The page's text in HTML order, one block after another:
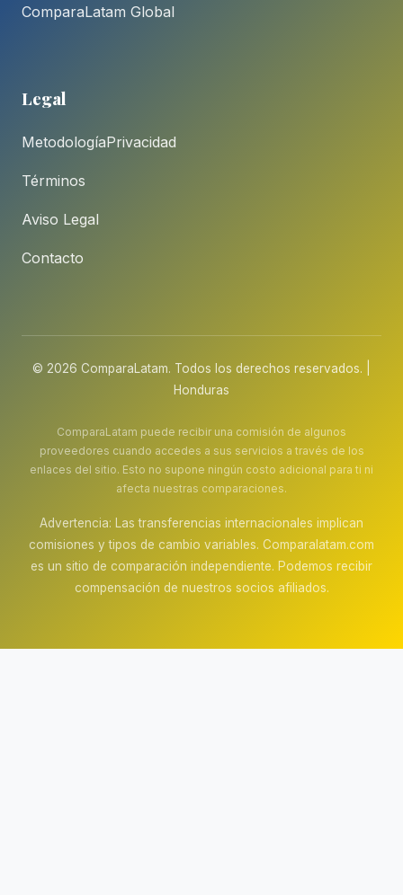
ComparaLatam Global
Legal
MetodologíaPrivacidad
Términos
Aviso Legal
Contacto
© 2026 ComparaLatam. Todos los derechos reservados. |
Honduras
ComparaLatam puede recibir una comisión de algunos
proveedores cuando accedes a sus servicios a través de los
enlaces del sitio. Esto no supone ningún costo adicional para ti ni
afecta nuestras comparaciones.
Advertencia: Las transferencias internacionales implican
comisiones y tipos de cambio variables. Comparalatam.com
es un sitio de comparación independiente. Podemos recibir
compensación de nuestros socios afiliados.